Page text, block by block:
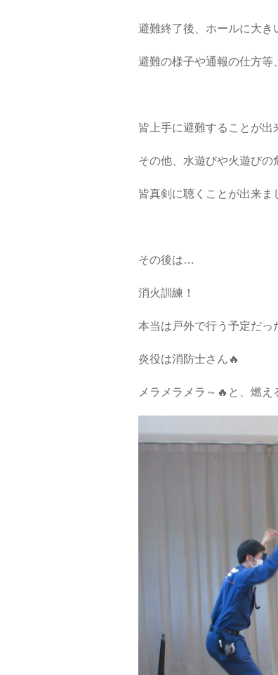
避難終了後、ホールに大
避難の様子や通報の仕方等
皆上手に避難することが出
その他、水遊びや火遊びの
皆真剣に聴くことが出来ま
その後は…
消火訓練！
本当は戸外で行う予定だっ
炎役は消防士さん🔥
メラメラメラ～🔥と、燃